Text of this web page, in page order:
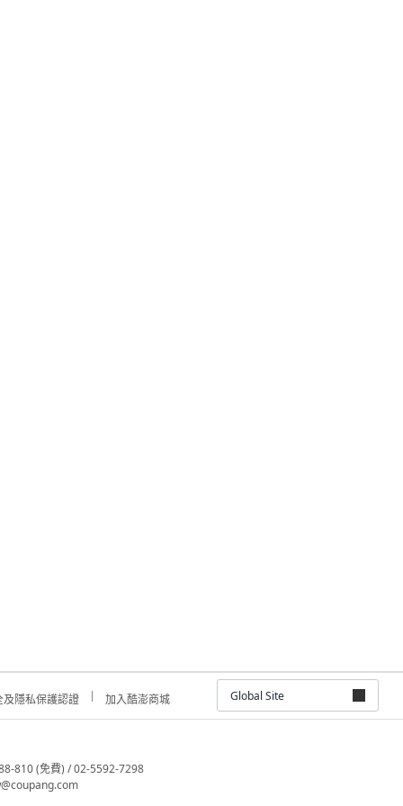
及隱私保護認證 加入酷澎商城 Global Site
810 (免費) / 02-5592-7298